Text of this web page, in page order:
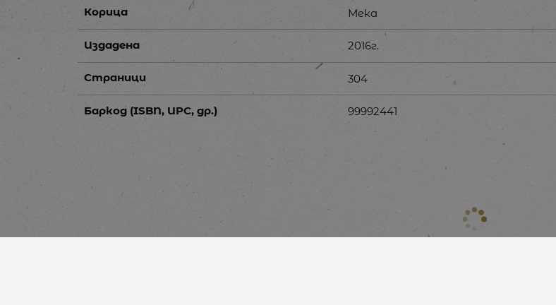
Корица Мека
Издадена 2016г.
Страници 304
Баркод (ISBN, UPC, др.) 99992441